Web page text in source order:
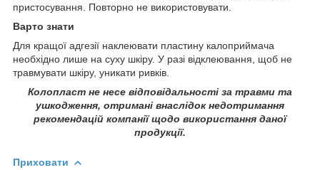
пристосування. Повторно не використовувати.
Варто знати
Для кращої адгезії наклеювати пластину калоприймача
необхідно лише на суху шкіру. У разі відклеювання, щоб не
травмувати шкіру, уникати ривків.
Колопласт не несе відповідальності за травми та
ушкодження, отримані внаслідок недотримання
рекомендацій компанії щодо використання даної
продукції.
Приховати